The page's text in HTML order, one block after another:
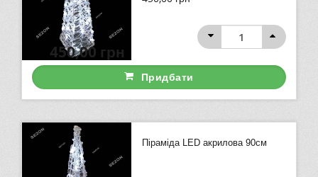
450,00 грн
Придбати
Піраміда LED акрилова 90см